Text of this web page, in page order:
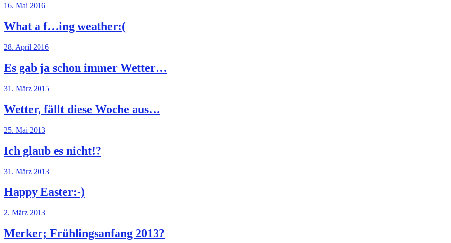
16. Mai 2016
What a f…ing weather:(
28. April 2016
Es gab ja schon immer Wetter…
31. März 2015
Wetter, fällt diese Woche aus…
25. Mai 2013
Ich glaub es nicht!?
31. März 2013
Happy Easter:-)
2. März 2013
Merker; Frühlingsanfang 2013?